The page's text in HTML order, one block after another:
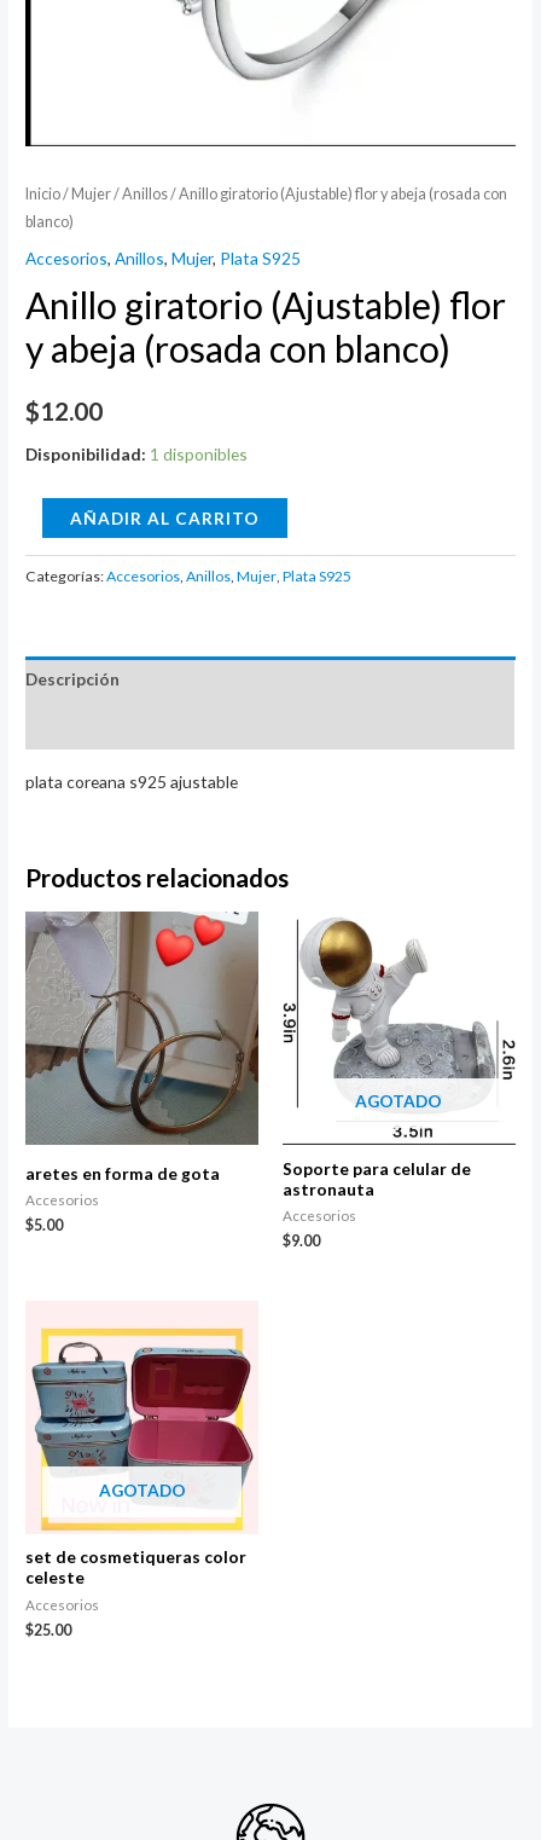
Inicio/ Mujer/Anillos/ Anillo giratorio (Ajustable) flor y abeja (rosada con
blanco)
Accesorios,Anillos,Mujer, Plata S925
Anillo giratorio (Ajustable) flor
y abeja (rosada con blanco)
$12.00
Disponibilidad: 1 disponibles
giratorio
(Ajustable)
abeja
(rosada
blanco)
cantidad
AÑADIR AL CARRITO
Categorías:Accesorios ,Anillos ,Mujer ,Plata S925
Descripción
plata coreana s925 ajustable
Productos relacionados
aretes en forma de gota
Accesorios
$5.00
AGOTADO
Soporte para celular de
astronauta
Accesorios
$9.00
AGOTADO
set de cosmetiqueras color
celeste
Accesorios
$25.00